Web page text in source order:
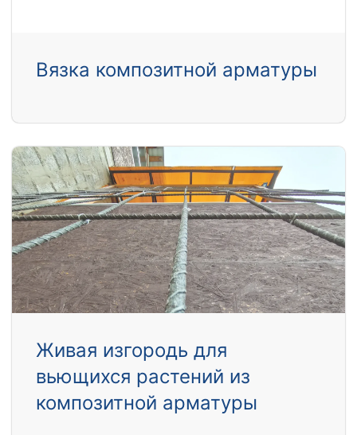
Вязка композитной арматуры
Живая изгородь для
вьющихся растений из
композитной арматуры